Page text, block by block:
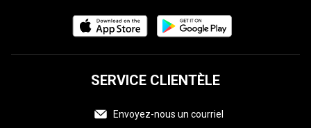
SERVICE CLIENTÈLE
Envoyez-nous un courriel